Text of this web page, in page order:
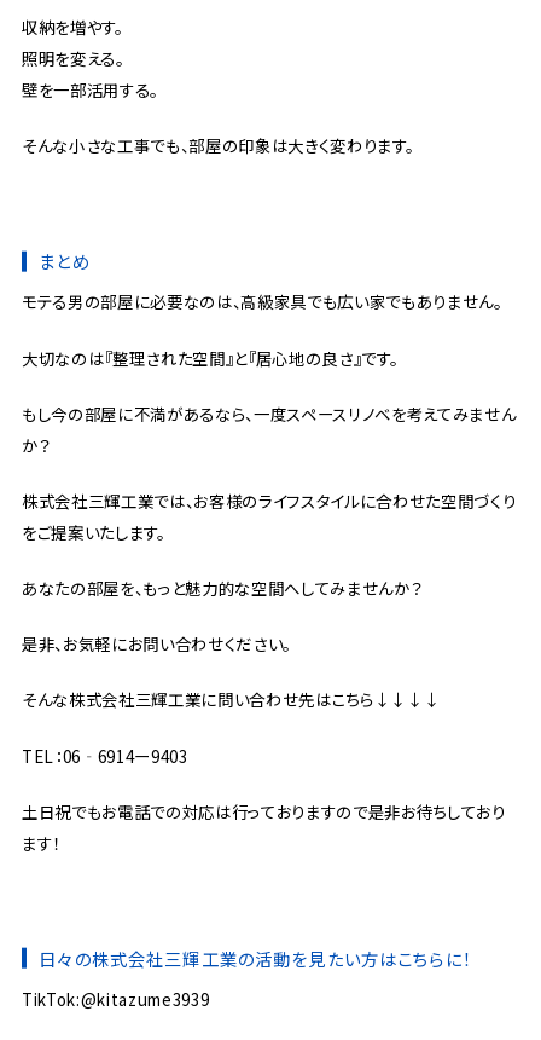
収納を増やす。
照明を変える。
壁を一部活用する。
そんな小さな工事でも、部屋の印象は大きく変わります。
まとめ
モテる男の部屋に必要なのは、高級家具でも広い家でもありません。
大切なのは『整理された空間』と『居心地の良さ』です。
もし今の部屋に不満があるなら、一度スペースリノベを考えてみません
か？
株式会社三輝工業では、お客様のライフスタイルに合わせた空間づくり
をご提案いたします。
あなたの部屋を、もっと魅力的な空間へしてみませんか？
是非、お気軽にお問い合わせください。
そんな株式会社三輝工業に問い合わせ先はこちら↓↓↓↓
TEL：06‐6914ー9403
土日祝でもお電話での対応は行っておりますので是非お待ちしており
ます！
日々の株式会社三輝工業の活動を見たい方はこちらに！
TikTok:@kitazume3939